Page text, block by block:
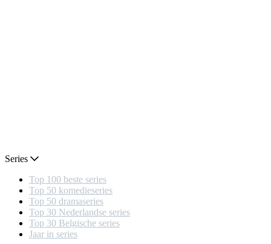
Series
Top 100 beste series
Top 50 komedieseries
Top 50 dramaseries
Top 30 Nederlandse series
Top 30 Belgische series
Jaar in series